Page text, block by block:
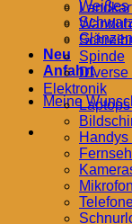
Weißes
Neu
Anfahrt
Meine
Spinde
Diverse
Elektronik